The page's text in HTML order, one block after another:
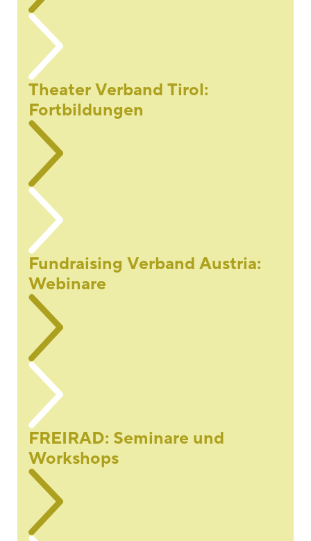
Theater Verband Tirol:
Fortbildungen
Fundraising Verband Austria:
Webinare
FREIRAD: Seminare und
Workshops